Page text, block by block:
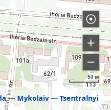
Mykolaiv Tsentralnyi
50 м